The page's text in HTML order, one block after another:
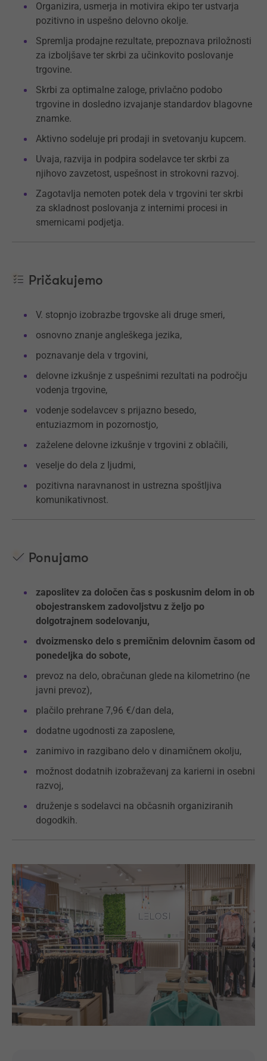
Organizira, usmerja in motivira ekipo ter ustvarja
pozitivno in uspešno delovno okolje.
Spremlja prodajne rezultate, prepoznava priložnosti
za izboljšave ter skrbi za učinkovito poslovanje
trgovine.
Skrbi za optimalne zaloge, privlačno podobo
trgovine in dosledno izvajanje standardov blagovne
znamke.
Aktivno sodeluje pri prodaji in svetovanju kupcem.
Uvaja, razvija in podpira sodelavce ter skrbi za
njihovo zavzetost, uspešnost in strokovni razvoj.
Zagotavlja nemoten potek dela v trgovini ter skrbi
za skladnost poslovanja z internimi procesi in
smernicami podjetja.
Pričakujemo
V. stopnjo izobrazbe trgovske ali druge smeri,
osnovno znanje angleškega jezika,
poznavanje dela v trgovini,
delovne izkušnje z uspešnimi rezultati na področju
vodenja trgovine,
vodenje sodelavcev s prijazno besedo,
entuziazmom in pozornostjo,
zaželene delovne izkušnje v trgovini z oblačili,
veselje do dela z ljudmi,
pozitivna naravnanost in ustrezna spoštljiva
komunikativnost.
Ponujamo
zaposlitev za določen čas s poskusnim delom in ob
obojestranskem zadovoljstvu z željo po
dolgotrajnem sodelovanju,
dvoizmensko delo s premičnim delovnim časom od
ponedeljka do sobote,
prevoz na delo, obračunan glede na kilometrino (ne
javni prevoz),
plačilo prehrane 7,96 €/dan dela,
dodatne ugodnosti za zaposlene,
zanimivo in razgibano delo v dinamičnem okolju,
možnost dodatnih izobraževanj za karierni in osebni
razvoj,
druženje s sodelavci na občasnih organiziranih
dogodkih.